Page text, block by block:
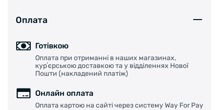
Оплата
Готівкою
Оплата при отриманні в наших магазинах,
курʼєрською доставкою та у відділеннях Нової
Пошти (накладений платіж)
Онлайн оплата
Оплата картою на сайті через систему Way For Pay